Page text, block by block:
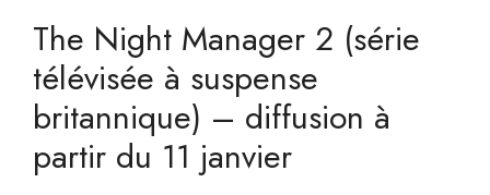
The Night Manager 2 (série
télévisée à suspense
britannique) – diffusion à
partir du 11 janvier